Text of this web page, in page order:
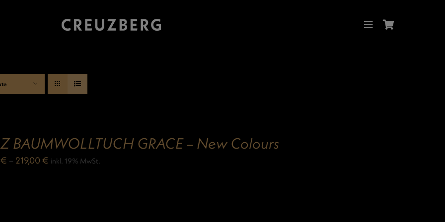
BAUMWOLLTUCH GRACE – New Colours
€ – 219,00€ inkl. 19% MwSt.